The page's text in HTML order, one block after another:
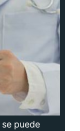
puede